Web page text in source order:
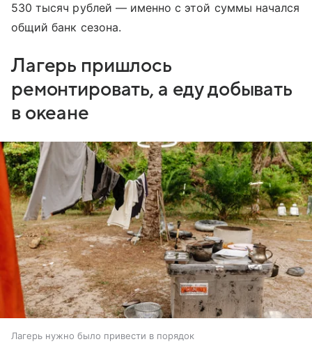
530 тысяч рублей — именно с этой суммы начался
общий банк сезона.
Лагерь пришлось
ремонтировать, а еду добывать
в океане
Лагерь нужно было привести в порядок